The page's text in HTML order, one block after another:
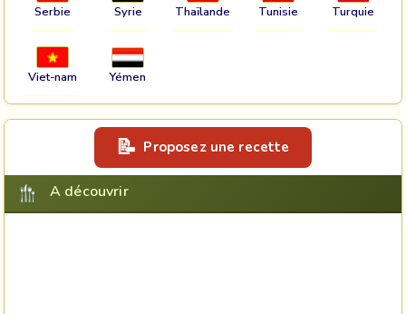
Serbie Syrie Thaïlande Tunisie Turquie
Viet-nam Yémen
Proposez une recette
A découvrir